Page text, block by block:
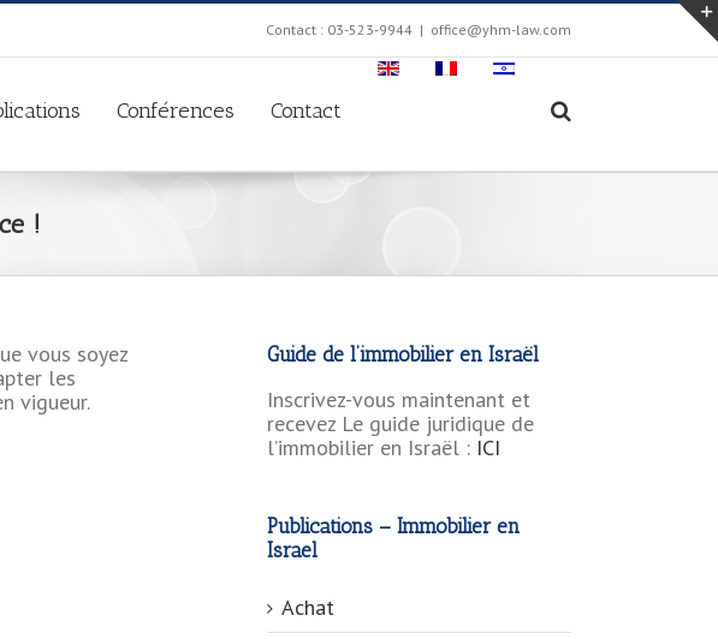
Contact : 03-523-9944 | office@yhm-law.com
Conférences Contact
!
vous soyez
les
vigueur.
Guide de l’immobilier en Israël
Inscrivez-vous maintenant et
recevez Le guide juridique de
l’immobilier en Israël : ICI
Publications – Immobilier en
Israel
Achat